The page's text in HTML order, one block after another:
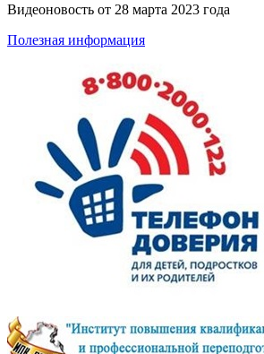
Видеоновость от 28 марта 2023 года
Полезная информация